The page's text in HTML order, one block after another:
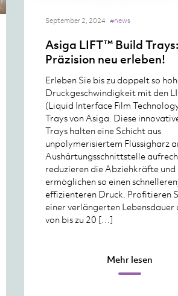
September 2, 2024 #news
Asiga LIFT™ Build Trays:
Präzision neu erleben!
Erleben Sie bis zu doppelt so
Druckgeschwindigkeit mit den
(Liquid Interface Film
Trays von Asiga. Diese
Trays halten eine Schicht aus
unpolymerisiertem Flüssigharz
Aushärtungsschnittstelle
reduzieren die Abziehkräfte und
ermöglichen so einen
effizienteren Druck. Profitieren
einer verlängerten Lebensdauer
von bis zu 20 […]
Mehr lesen